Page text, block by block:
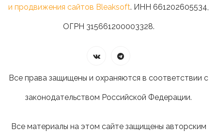
и продвижения сайтов Bleaksoft. ИНН 661202605534,
ОГРН 315661200003328.
Все права защищены и охраняются в соответствии с
законодательством Российской Федерации.
Все материалы на этом сайте защищены авторским